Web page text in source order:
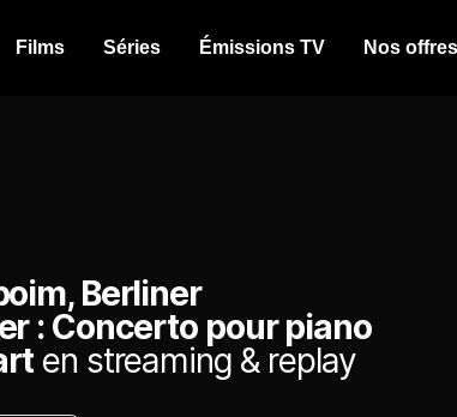
Films Séries Émissions TV Nos offres
Berliner
: Concerto pour piano
en streaming & replay